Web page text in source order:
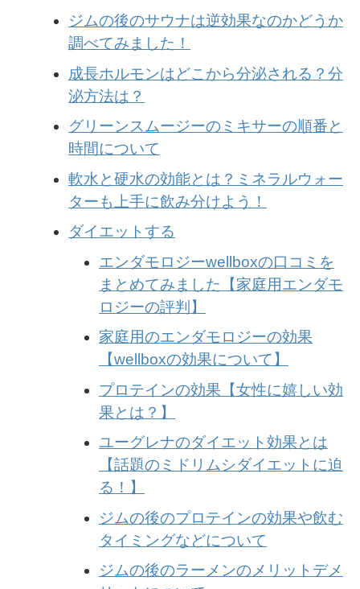
ジムの後のサウナは逆効果なのかどうか
調べてみました！
成長ホルモンはどこから分泌される？分
泌方法は？
グリーンスムージーのミキサーの順番と
時間について
軟水と硬水の効能とは？ミネラルウォー
ターも上手に飲み分けよう！
ダイエットする
エンダモロジーwellboxの口コミを
まとめてみました【家庭用エンダモ
ロジーの評判】
家庭用のエンダモロジーの効果
【wellboxの効果について】
プロテインの効果【女性に嬉しい効
果とは？】
ユーグレナのダイエット効果とは
【話題のミドリムシダイエットに迫
る！】
ジムの後のプロテインの効果や飲む
タイミングなどについて
ジムの後のラーメンのメリットデメ